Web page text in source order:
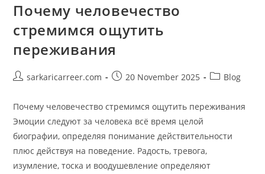
Почему человечество
стремимся ощутить
переживания
Postsarkaricarreer.com
Post20 November 2025
PostBlog
Почему человечество стремимся ощутить переживания
Эмоции следуют за человека всё время целой
биографии, определяя понимание действительности
плюс действуя на поведение. Радость, тревога,
изумление, тоска и воодушевление определяют